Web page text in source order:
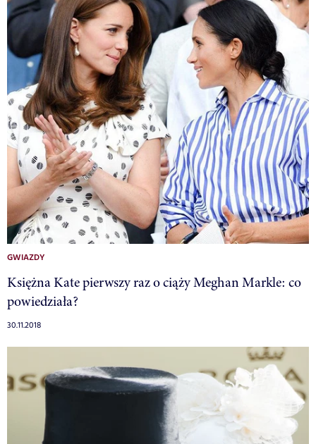
GWIAZDY
Księżna Kate pierwszy raz o ciąży Meghan Markle: co
powiedziała?
30.11.2018